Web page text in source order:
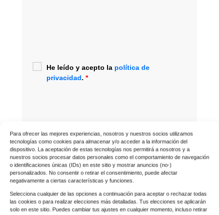
Para ofrecer las mejores experiencias, nosotros y nuestros socios utilizamos
tecnologías como cookies para almacenar y/o acceder a la información del
dispositivo. La aceptación de estas tecnologías nos permitirá a nosotros y a
nuestros socios procesar datos personales como el comportamiento de navegación
o identificaciones únicas (IDs) en este sitio y mostrar anuncios (no-)
personalizados. No consentir o retirar el consentimiento, puede afectar
negativamente a ciertas características y funciones.
Selecciona cualquier de las opciones a continuación para aceptar o rechazar todas
las cookies o para realizar elecciones más detalladas. Tus elecciones se aplicarán
solo en este sitio. Puedes cambiar tus ajustes en cualquier momento, incluso retirar
He leído y acepto la política de
privacidad. *